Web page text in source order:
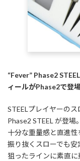
“Fever” Phase2
ィールがPhase2で登場
STEELプレイヤーの
Phase2 STEEL が登場。
十分な重量感と直進
振り抜くスローでも安
狙ったラインに素直